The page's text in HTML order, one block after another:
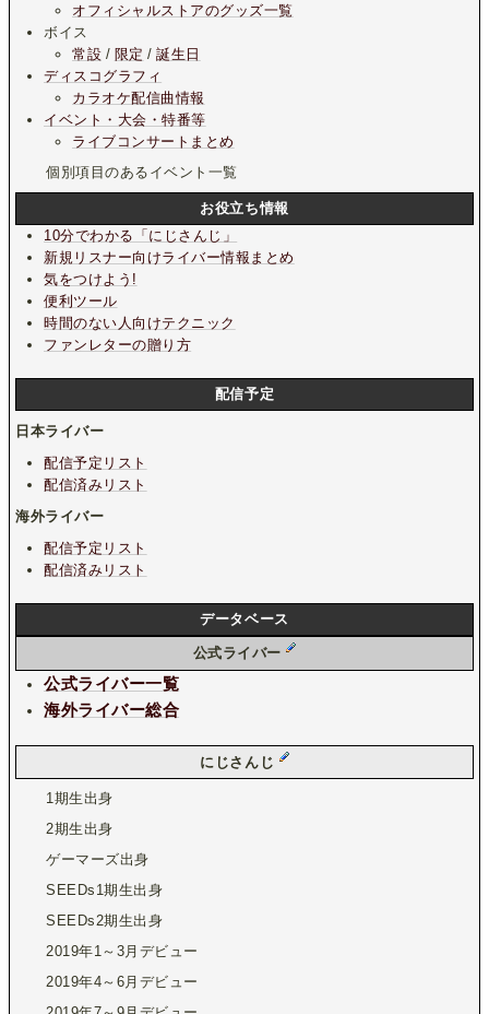
オフィシャルストアのグッズ一覧
ボイス
常設 / 限定 /誕生日
ディスコグラフィ
カラオケ配信曲情報
イベント・大会・特番等
ライブコンサートまとめ
個別項目のあるイベント一覧
お役立ち情報
10分でわかる「にじさんじ」
新規リスナー向けライバー情報まとめ
気をつけよう!
便利ツール
時間のない人向けテクニック
ファンレターの贈り方
配信予定
日本ライバー
配信予定リスト
配信済みリスト
海外ライバー
配信予定リスト
配信済みリスト
データベース
公式ライバー
公式ライバー一覧
海外ライバー総合
にじさんじ
1期生出身
2期生出身
ゲーマーズ出身
SEEDs1期生出身
SEEDs2期生出身
2019年1～3月デビュー
2019年4～6月デビュー